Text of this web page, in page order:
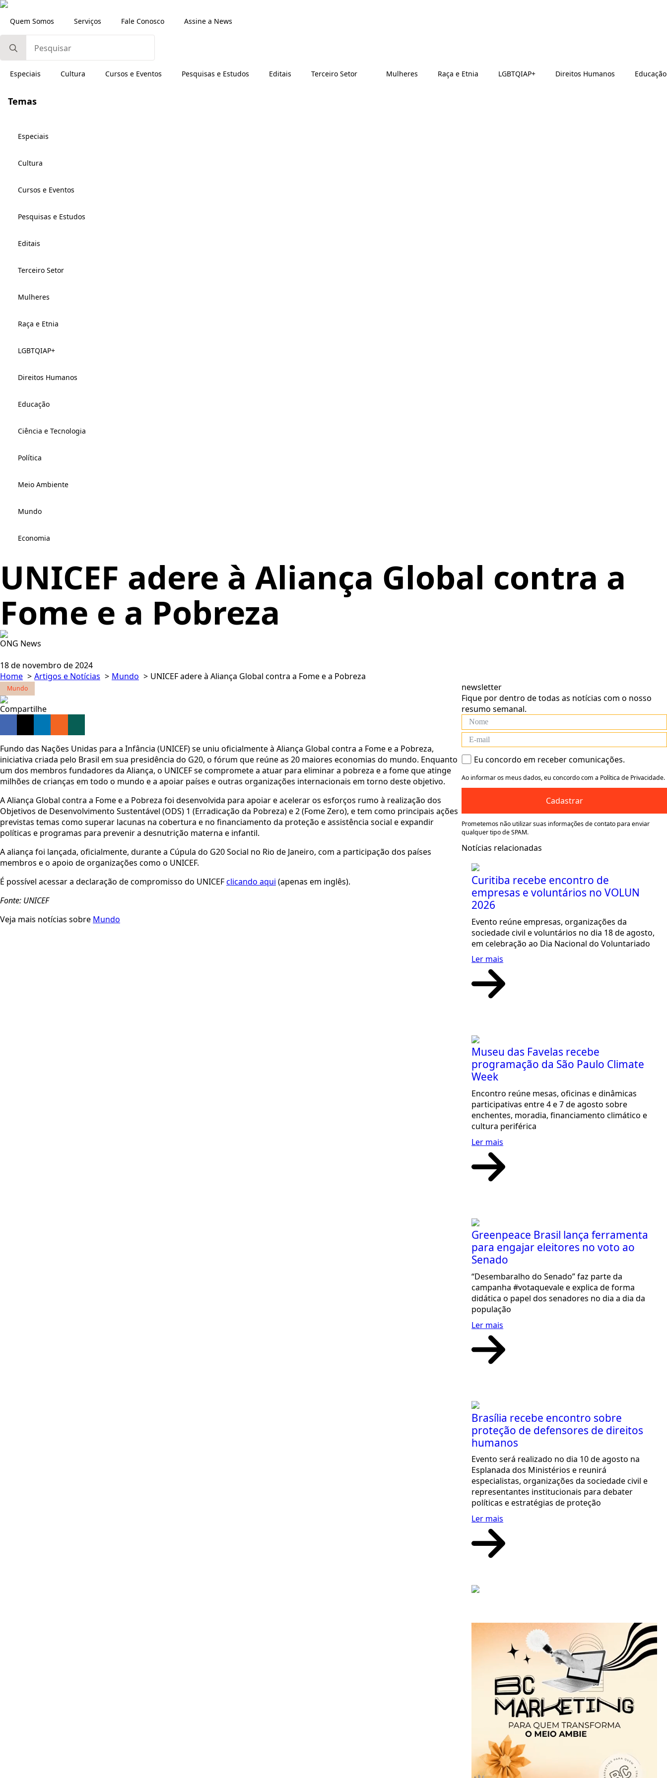
Quem Somos Serviços Fale Conosco Assine a News
for:
Especiais Cultura Cursos e Eventos Pesquisas e Estudos Editais Terceiro Setor Mulheres Raça e Etnia LGBTQIAP+ Direitos Humanos Educação
Temas
Especiais
Cultura
Cursos e Eventos
Pesquisas e Estudos
Editais
Terceiro Setor
Mulheres
Raça e Etnia
LGBTQIAP+
Direitos Humanos
Educação
Ciência e Tecnologia
Política
Meio Ambiente
Mundo
Economia
UNICEF adere à Aliança Global contra a
Fome e a Pobreza
ONG News
18 de novembro de 2024
Home
Artigos e Notícias Mundo UNICEF adere à Aliança Global contra a Fome e a Pobreza
Mundo
Compartilhe
Fundo das Nações Unidas para a Infância (UNICEF) se uniu oficialmente à Aliança Global contra a Fome e a Pobreza,
iniciativa criada pelo Brasil em sua presidência do G20, o fórum que reúne as 20 maiores economias do mundo. Enquanto
um dos membros fundadores da Aliança, o UNICEF se compromete a atuar para eliminar a pobreza e a fome que atinge
milhões de crianças em todo o mundo e a apoiar países e outras organizações internacionais em torno deste objetivo.
A Aliança Global contra a Fome e a Pobreza foi desenvolvida para apoiar e aceleraros esforços rumo à realização dos
Objetivos de Desenvolvimento Sustentável (ODS) 1 (Erradicação da Pobreza) e 2 (Fome Zero), e tem como principais ações
previstas temas como superar lacunas na cobertura e no financiamento da proteção e assistência social e expandir
políticas e programas para prevenir a desnutrição materna e infantil.
A aliança foi lançada, oficialmente, durante a Cúpula do G20 Social no Rio de Janeiro, com a participação dos países
membros e o apoio de organizações como o UNICEF.
É possível acessar a declaração de compromisso do UNICEFclicando aqui (apenas em inglês).
Fonte: UNICEF
Veja mais notícias sobre Mundo
newsletter
Fique por dentro de todas as notícias com o nosso
resumo semanal.
Eu concordo em receber comunicações.
Ao informar os meus dados, eu concordo com a Política de Privacidade.
Cadastrar
Prometemos não utilizar suas informações de contato para enviar
qualquer tipo de SPAM.
Notícias relacionadas
Curitiba recebe encontro de
empresas e voluntários no VOLUN
2026
Evento reúne empresas, organizações da
sociedade civil e voluntários no dia 18 de agosto,
em celebração ao Dia Nacional do Voluntariado
Ler mais
Museu das Favelas recebe
programação da São Paulo Climate
Week
Encontro reúne mesas, oficinas e dinâmicas
participativas entre 4 e 7 de agosto sobre
enchentes, moradia, financiamento climático e
cultura periférica
Ler mais
Greenpeace Brasil lança ferramenta
para engajar eleitores no voto ao
Senado
“Desembaralho do Senado” faz parte da
campanha #votaquevale e explica de forma
didática o papel dos senadores no dia a dia da
população
Ler mais
Brasília recebe encontro sobre
proteção de defensores de direitos
humanos
Evento será realizado no dia 10 de agosto na
Esplanada dos Ministérios e reunirá
especialistas, organizações da sociedade civil e
representantes institucionais para debater
políticas e estratégias de proteção
Ler mais